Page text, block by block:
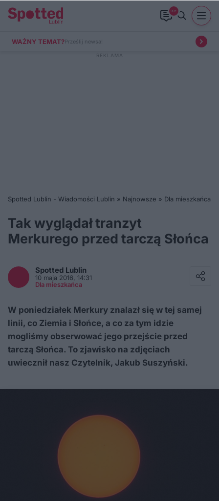
99+
WAŻNY TEMAT?Prześlij newsa!
Spotted Lublin - Wiadomości Lublin » Najnowsze » Dla mieszkańca
Tak wyglądał tranzyt
Merkurego przed tarczą Słońca
Spotted Lublin
10 maja 2016, 14:31
Dla mieszkańca
W poniedziałek Merkury znalazł się w tej samej
linii, co Ziemia i Słońce, a co za tym idzie
mogliśmy obserwować jego przejście przed
tarczą Słońca. To zjawisko na zdjęciach
uwiecznił nasz Czytelnik, Jakub Suszyński.